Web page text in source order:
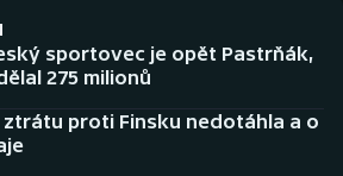
sportovec je opět Pastrňák,
275 milionů
ztrátu proti Finsku nedotáhla a o